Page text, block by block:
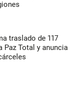
traslado de 117
Paz Total y anuncia